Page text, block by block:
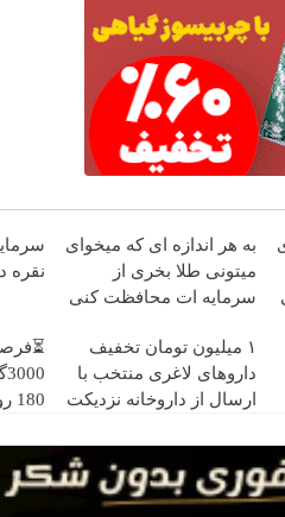
به هر اندازه ای که میخوای
میتونی طلا بخری از
سرمایه ات محافظت کنی
نقره
۱ میلیون تومان تخفیف
داروهای لاغری منتخب با
ارسال از داروخانه نزدیکت